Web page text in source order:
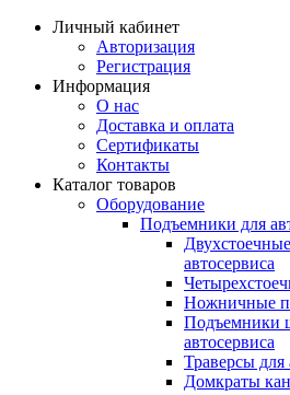
Личный кабинет
Авторизация
Регистрация
Информация
О нас
Доставка и оплата
Сертификаты
Контакты
Каталог товаров
Оборудование
Подъемники для
автосервиса
Ножничные
Подъемники
автосервиса
Траверсы для
Домкраты